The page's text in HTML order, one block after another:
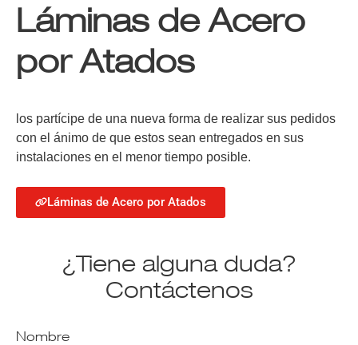
Láminas de Acero
por Atados
los partícipe de una nueva forma de realizar sus pedidos
con el ánimo de que estos sean entregados en sus
instalaciones en el menor tiempo posible.
Láminas de Acero por Atados
¿Tiene alguna duda?
Contáctenos
Nombre